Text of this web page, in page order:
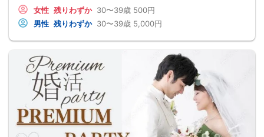
女性 残りわずか 30〜39歳 500円
男性 残りわずか 30〜39歳 5,000円